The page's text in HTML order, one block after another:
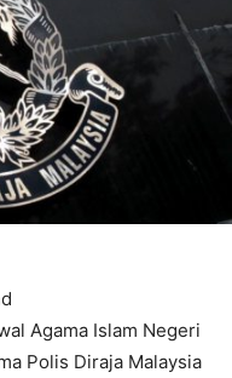
Agama Islam Negeri
Polis Diraja Malaysia